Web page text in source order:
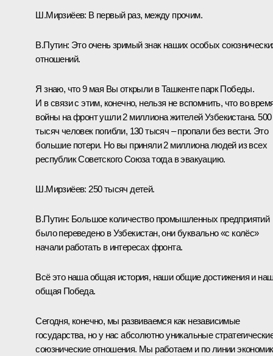
Ш.Мирзиёев: В первый раз, между прочим.
В.Путин: Это очень зримый знак наших особых
отношений.
Я знаю, что 9 мая Вы открыли в Ташкенте парк Победы.
И в связи с этим, конечно, нельзя не вспомнить, что во
войны на фронт ушли 2 миллиона жителей Узбекистана. 500
тысяч человек погибли, 130 тысяч – пропали без вести. Это
большие потери. Но вы приняли 2 миллиона людей из всех
республик Советского Союза тогда в эвакуацию.
Ш.Мирзиёев: 250 тысяч детей.
В.Путин: Большое количество промышленных предприятий
было переведено в Узбекистан, они буквально «с колёс»
начали работать в интересах фронта.
Всё это наша общая история, наши общие достижения и
общая Победа.
Сегодня, конечно, мы развиваемся как независимые
государства, но у нас абсолютно уникальные
союзнические отношения. Мы работаем и по линии